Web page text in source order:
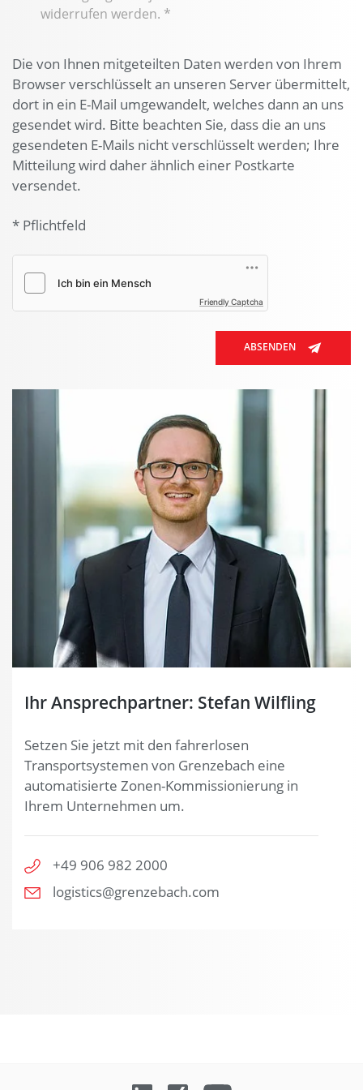
widerrufen werden. *
Die von Ihnen mitgeteilten Daten werden von Ihrem
Browser verschlüsselt an unseren Server übermittelt,
dort in ein E-Mail umgewandelt, welches dann an uns
gesendet wird. Bitte beachten Sie, dass die an uns
gesendeten E-Mails nicht verschlüsselt werden; Ihre
Mitteilung wird daher ähnlich einer Postkarte
versendet.
* Pflichtfeld
Friendly Captcha
ABSENDEN
Ihr Ansprechpartner: Stefan Wilfling
Setzen Sie jetzt mit den fahrerlosen
Transportsystemen von Grenzebach eine
automatisierte Zonen-Kommissionierung in
Ihrem Unternehmen um.
+49 906 982 2000
logistics@grenzebach.com